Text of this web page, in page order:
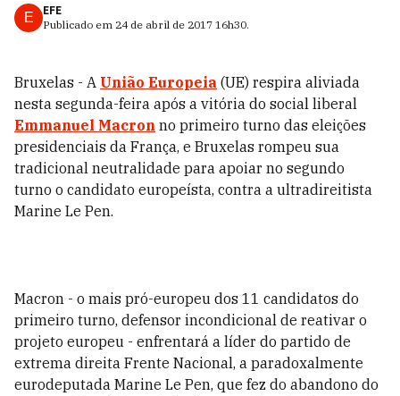
E
EFE
Publicado em 24 de abril de 2017 16h30.
Bruxelas - A União Europeia (UE) respira aliviada
nesta segunda-feira após a vitória do social liberal
Emmanuel Macron no primeiro turno das eleições
presidenciais da França, e Bruxelas rompeu sua
tradicional neutralidade para apoiar no segundo
turno o candidato europeísta, contra a ultradireitista
Marine Le Pen.
Macron - o mais pró-europeu dos 11 candidatos do
primeiro turno, defensor incondicional de reativar o
projeto europeu - enfrentará a líder do partido de
extrema direita Frente Nacional, a paradoxalmente
eurodeputada Marine Le Pen, que fez do abandono do